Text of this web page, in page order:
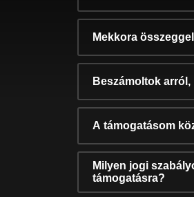
Mekkora
Beszámoltok
A támogatásom
Milyen jogi
támogatásra?